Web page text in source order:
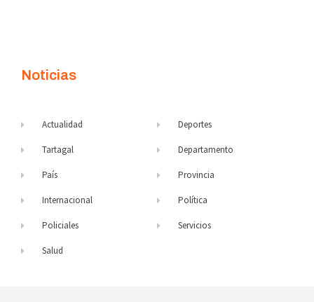
Noticias
Actualidad
Tartagal
País
Internacional
Policiales
Salud
Deportes
Departamento
Provincia
Política
Servicios